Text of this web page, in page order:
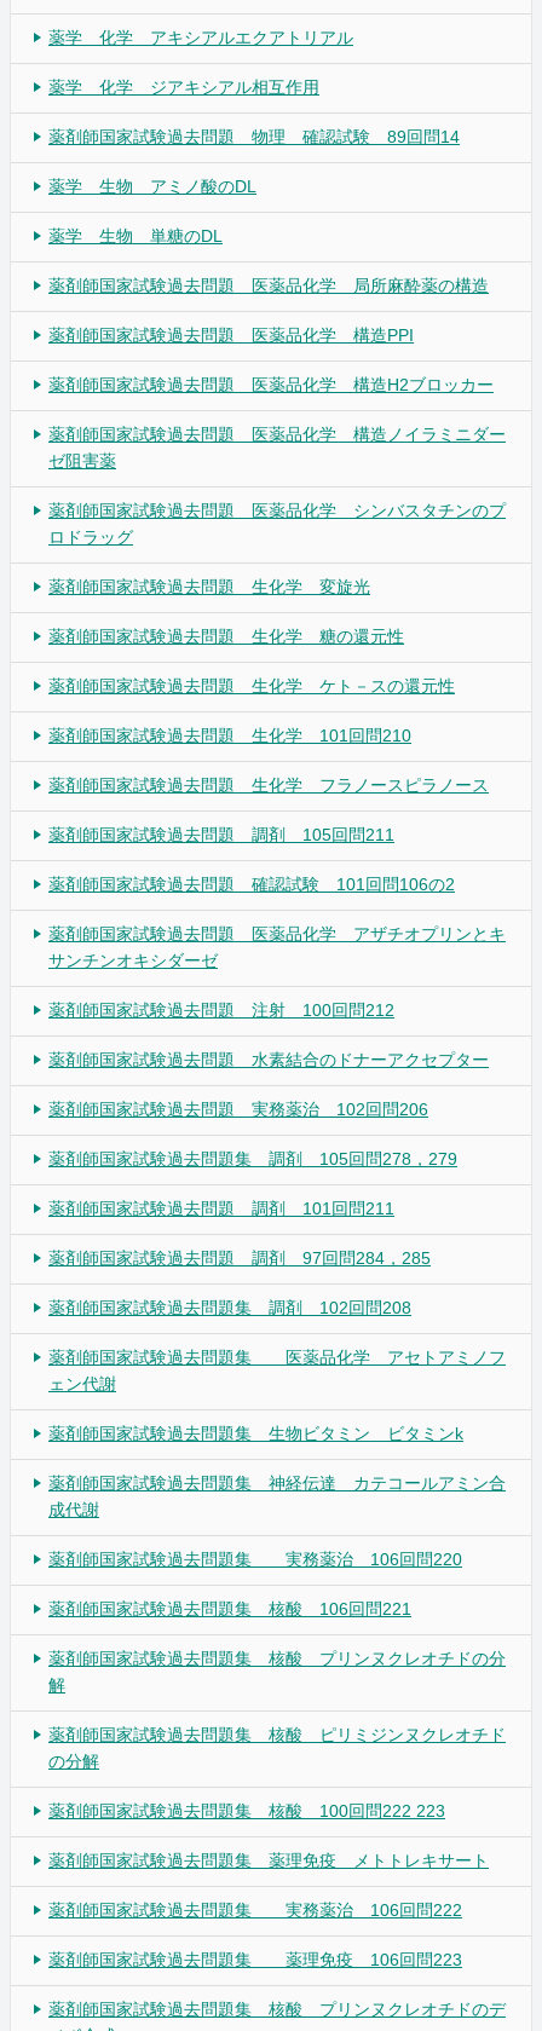
薬学 化学 アキシアルエクアトリアル
薬学 化学 ジアキシアル相互作用
薬剤師国家試験過去問題 物理 確認試験 89回問14
薬学 生物 アミノ酸のDL
薬学 生物 単糖のDL
薬剤師国家試験過去問題 医薬品化学 局所麻酔薬の構造
薬剤師国家試験過去問題 医薬品化学 構造PPI
薬剤師国家試験過去問題 医薬品化学 構造H2ブロッカー
薬剤師国家試験過去問題 医薬品化学 構造ノイラミニダー
ゼ阻害薬
薬剤師国家試験過去問題 医薬品化学 シンバスタチンのプ
ロドラッグ
薬剤師国家試験過去問題 生化学 変旋光
薬剤師国家試験過去問題 生化学 糖の還元性
薬剤師国家試験過去問題 生化学 ケト－スの還元性
薬剤師国家試験過去問題 生化学 101回問210
薬剤師国家試験過去問題 生化学 フラノースピラノース
薬剤師国家試験過去問題 調剤 105回問211
薬剤師国家試験過去問題 確認試験 101回問106の2
薬剤師国家試験過去問題 医薬品化学 アザチオプリンとキ
サンチンオキシダーゼ
薬剤師国家試験過去問題 注射 100回問212
薬剤師国家試験過去問題 水素結合のドナーアクセプター
薬剤師国家試験過去問題 実務薬治 102回問206
薬剤師国家試験過去問題集 調剤 105回問278，279
薬剤師国家試験過去問題 調剤 101回問211
薬剤師国家試験過去問題 調剤 97回問284，285
薬剤師国家試験過去問題集 調剤 102回問208
薬剤師国家試験過去問題集 医薬品化学 アセトアミノフ
ェン代謝
薬剤師国家試験過去問題集 生物ビタミン ビタミンk
薬剤師国家試験過去問題集 神経伝達 カテコールアミン合
成代謝
薬剤師国家試験過去問題集 実務薬治 106回問220
薬剤師国家試験過去問題集 核酸 106回問221
薬剤師国家試験過去問題集 核酸 プリンヌクレオチドの分
解
薬剤師国家試験過去問題集 核酸 ピリミジンヌクレオチド
の分解
薬剤師国家試験過去問題集 核酸 100回問222 223
薬剤師国家試験過去問題集 薬理免疫 メトトレキサート
薬剤師国家試験過去問題集 実務薬治 106回問222
薬剤師国家試験過去問題集 薬理免疫 106回問223
薬剤師国家試験過去問題集 核酸 プリンヌクレオチドのデ